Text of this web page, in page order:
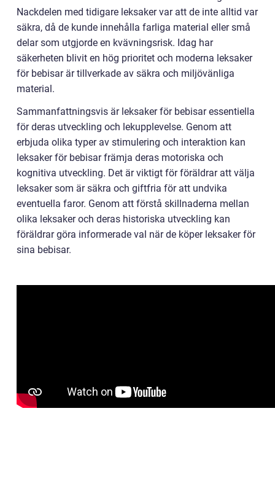
Nackdelen med tidigare leksaker var att de inte alltid var
säkra, då de kunde innehålla farliga material eller små
delar som utgjorde en kvävningsrisk. Idag har
säkerheten blivit en hög prioritet och moderna leksaker
för bebisar är tillverkade av säkra och miljövänliga
material.
Sammanfattningsvis är leksaker för bebisar essentiella
för deras utveckling och lekupplevelse. Genom att
erbjuda olika typer av stimulering och interaktion kan
leksaker för bebisar främja deras motoriska och
kognitiva utveckling. Det är viktigt för föräldrar att välja
leksaker som är säkra och giftfria för att undvika
eventuella faror. Genom att förstå skillnaderna mellan
olika leksaker och deras historiska utveckling kan
föräldrar göra informerade val när de köper leksaker för
sina bebisar.